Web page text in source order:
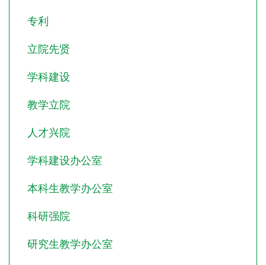
专利
立院先贤
学科建设
教学立院
人才兴院
学科建设办公室
本科生教学办公室
科研强院
研究生教学办公室